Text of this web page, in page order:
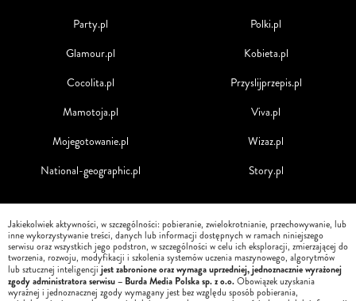
Party.pl
Glamour.pl
Cocolita.pl
Mamotoja.pl
Mojegotowanie.pl
National-geographic.pl
Polki.pl
Kobieta.pl
Przyslijprzepis.pl
Viva.pl
Wizaz.pl
Story.pl
Jakiekolwiek aktywności, w szczególności: pobieranie, zwielokrotnianie, przechowywanie, lub
inne wykorzystywanie treści, danych lub informacji dostępnych w ramach niniejszego
serwisu oraz wszystkich jego podstron, w szczególności w celu ich eksploracji, zmierzającej do
tworzenia, rozwoju, modyfikacji i szkolenia systemów uczenia maszynowego, algorytmów
lub sztucznej inteligencji jest zabronione oraz wymaga uprzedniej, jednoznacznie wyrażonej
zgody administratora serwisu – Burda Media Polska sp. z o.o.Obowiązek uzyskania
wyraźnej i jednoznacznej zgody wymagany jest bez względu sposób pobierania,